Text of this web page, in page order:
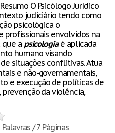
O Psicólogo Jurídico
judiciário tendo como
psicológica o
profissionais envolvidos na
que a psicologiaé aplicada
humano visando
situações conflitivas. Atua
e não-governamentais,
e execução de políticas de
prevenção da violência,
/ 7 Páginas